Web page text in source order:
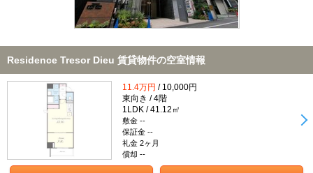
Residence Tresor Dieu 賃貸物件の空室情報
11.4万円 / 10,000円
東向き / 4階
1LDK / 41.12㎡
敷金 --
保証金 --
礼金 2ヶ月
償却 --